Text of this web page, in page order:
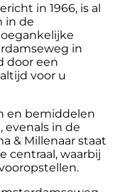
in 1966, is al
in de
in
door een
voor u
en bemiddelen
in de
& Millenaar staat
centraal, waarbij